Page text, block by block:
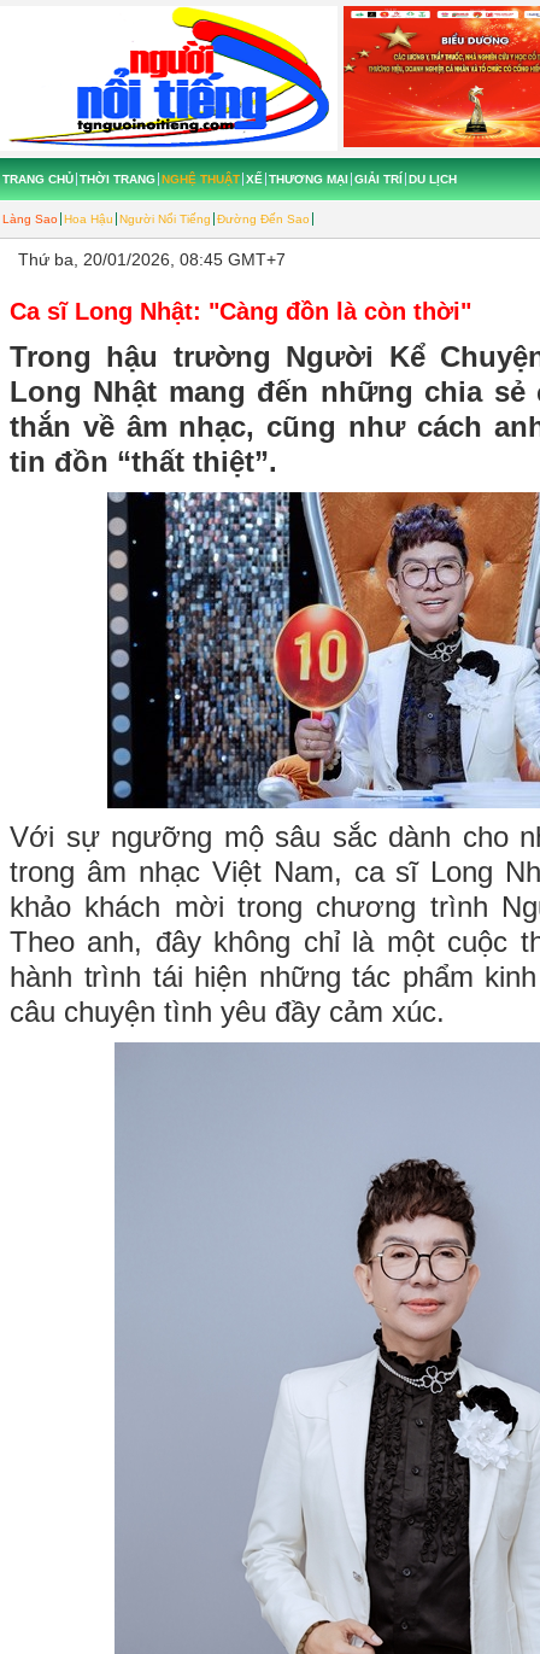
TRANG CHỦ THỜI TRANG NGHỆ THUẬT
Làng Sao Hoa Hậu Người Nổi Tiếng Đường Đến Sao
XẾ THƯƠNG MẠI GIẢI TRÍ DU LỊCH
Thứ ba, 20/01/2026, 08:45 GMT+7
Ca sĩ Long Nhật: "Càng đồn là còn thời"
Trong hậu trường Người Kể
Long Nhật mang đến những chia
thắn về âm nhạc, cũng như cách
tin đồn “thất thiệt”.
Với sự ngưỡng mộ sâu sắc dành cho
trong âm nhạc Việt Nam, ca sĩ Long
khảo khách mời trong chương trình
Theo anh, đây không chỉ là một cuộc
hành trình tái hiện những tác phẩm
câu chuyện tình yêu đầy cảm xúc.